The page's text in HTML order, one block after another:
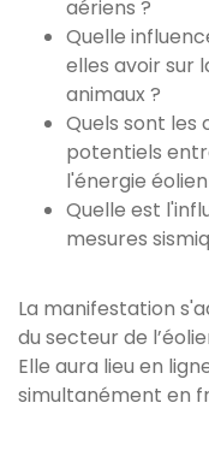
aériens ?
Quelle
elles avoir sur
animaux ?
Quels sont les
potentiels
l'énergie
Quelle est
mesures
La manifestation
du secteur de
Elle aura lieu en
simultanément en